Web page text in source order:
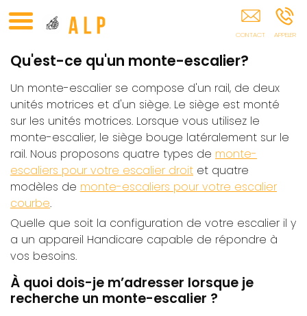
Domotique Portail Automatique Ascenseur Privatif Puget-
Qu'est-ce qu'un monte-escalier?
Un monte-escalier se compose d'un rail, de deux
unités motrices et d'un siège. Le siège est monté
sur les unités motrices. Lorsque vous utilisez le
monte-escalier, le siège bouge latéralement sur le
rail. Nous proposons quatre types de monte-
escaliers pour votre escalier droit et quatre
modèles de monte-escaliers pour votre escalier
courbe.
Quelle que soit la configuration de votre escalier il y
a un appareil Handicare capable de répondre à
vos besoins.
À quoi dois-je m’adresser lorsque je
recherche un monte-escalier ?